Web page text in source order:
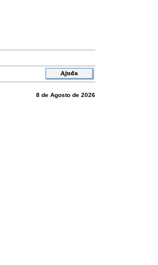
8 de Agosto de 2026